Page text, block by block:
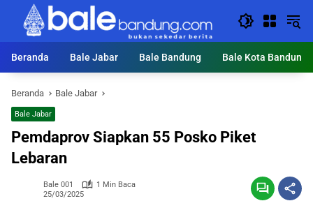
Langsung
konten
Beranda
Bale Jabar Bale Bandung Bale Kota Bandung
Beranda Bale Jabar
Bale Jabar
Pemdaprov Siapkan 55 Posko Piket
Lebaran
Bale 001
1 Min Baca
25/03/2025